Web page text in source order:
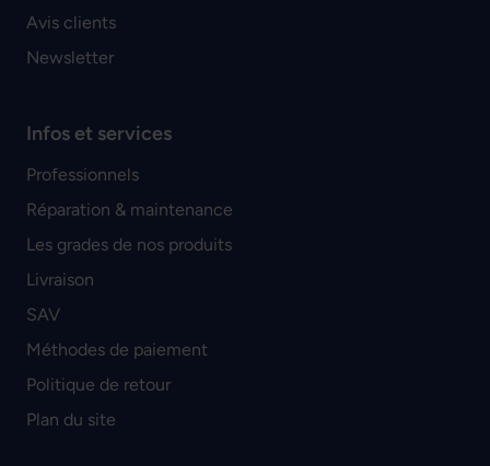
Avis clients
Newsletter
Infos et services
Professionnels
Réparation & maintenance
Les grades de nos produits
Livraison
SAV
Méthodes de paiement
Politique de retour
Plan du site